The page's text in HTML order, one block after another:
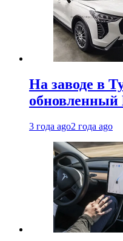
На заводе в
обновленный
3 года ago2 года ago